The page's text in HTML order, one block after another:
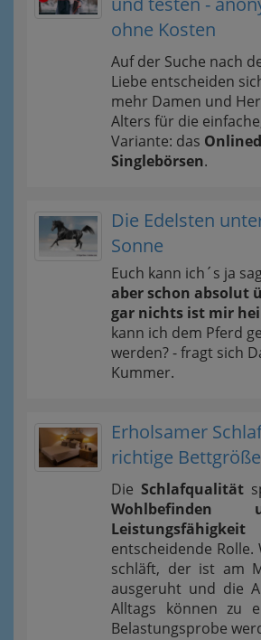
ohne Kosten
Auf der Suche nach
Liebe entscheiden
mehr Damen und
Alters für die
Variante: das
Singlebörsen.
Die Edelsten
Sonne
Euch kann ich´s ja
aber schon absolut
gar nichts ist mir
kann ich dem Pferd
werden? - fragt sich
Kummer.
Erholsamer
richtige
Die Schlafqualität
Leistungsfähigkeit
entscheidende Rolle.
schläft, der ist am
ausgeruht und die
Alltags können zu
Belastungsprobe